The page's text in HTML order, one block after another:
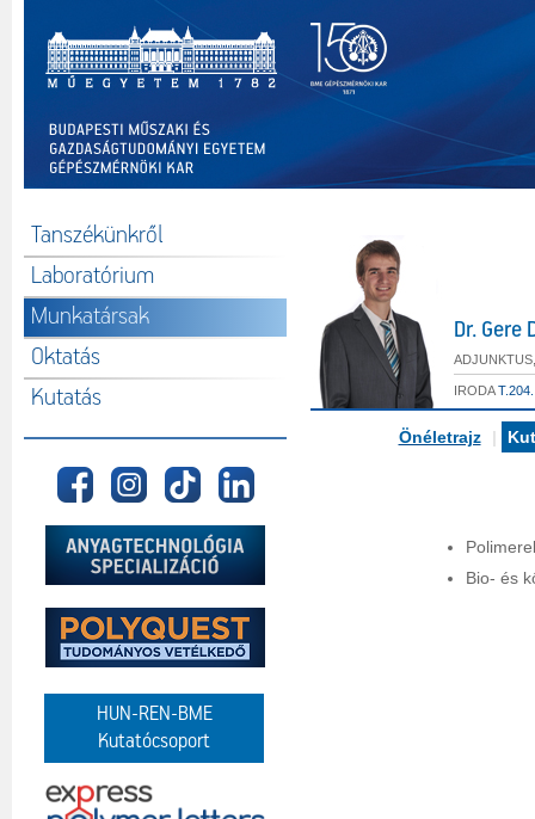
Tanszékünkről
Laboratórium
Munkatársak
Oktatás
Kutatás
HUN-REN-BME
Kutatócsoport
Dr. Gere
IRODAT.204.
Önéletrajz |
Bio- és